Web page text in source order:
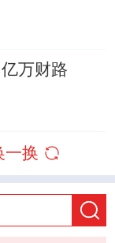
万财路
一换